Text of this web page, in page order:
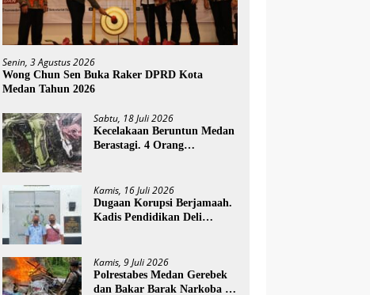
Senin, 3 Agustus 2026
Wong Chun Sen Buka Raker DPRD Kota
Medan Tahun 2026
Sabtu, 18 Juli 2026
Kecelakaan Beruntun Medan
Berastagi. 4 Orang
Kamis, 16 Juli 2026
Dugaan Korupsi Berjamaah.
Kadis Pendidikan Deli
Kamis, 9 Juli 2026
Polrestabes Medan Gerebek
dan Bakar Barak Narkoba di